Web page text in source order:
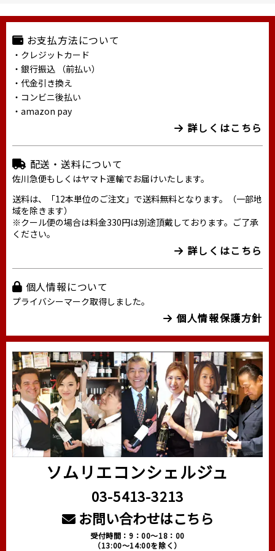
お支払方法について
・クレジットカード
・銀行振込 （前払い）
・代金引き換え
・コンビニ後払い
・amazon pay
詳しくはこちら
配送・送料について
佐川急便もしくはヤマト運輸でお届けいたします。
送料は、「12本単位のご注文」で送料無料となります。（一部地
域を除きます）
※クール便の場合は料金330円は別途頂戴しております。ご了承
ください。
詳しくはこちら
個人情報について
プライバシーマーク取得しました。
個人情報保護方針
ソムリエコンシェルジュ
03-5413-3213
お問い合わせはこちら
受付時間：9：00～18：00
（13:00～14:00を除く）